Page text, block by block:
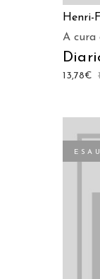
Henri-
A cura
13,78€